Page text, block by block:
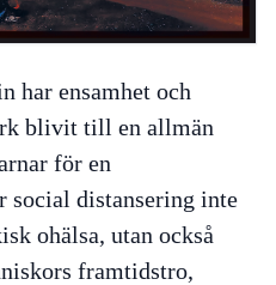
har ensamhet och
blivit till en allmän
för en
social distansering inte
ohälsa, utan också
framtidstro,